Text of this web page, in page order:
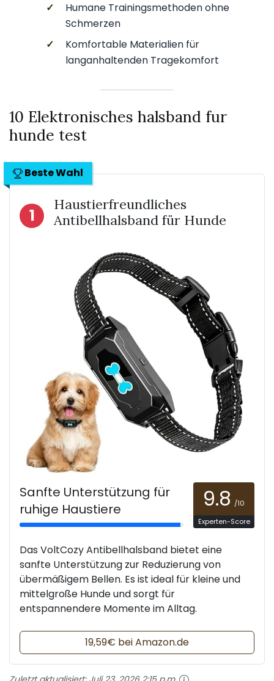
✓
Humane Trainingsmethoden ohne
Schmerzen
✓
Komfortable Materialien für
langanhaltenden Tragekomfort
10 Elektronisches halsband fur
hunde test
Beste Wahl
1
Haustierfreundliches
Antibellhalsband für Hunde
Sanfte Unterstützung für
ruhige Haustiere
9.8 /10
Experten-Score
Das VoltCozy Antibellhalsband bietet eine
sanfte Unterstützung zur Reduzierung von
übermäßigem Bellen. Es ist ideal für kleine und
mittelgroße Hunde und sorgt für
entspannendere Momente im Alltag.
19,59€ bei Amazon.de